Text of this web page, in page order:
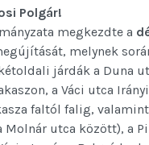
Polgár!
megkezdte a
melynek
járdák a Duna
a Váci utca
faltól falig, valamint
Molnár utca között), a